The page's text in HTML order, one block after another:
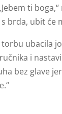
ti
brda, ubit će
torbu ubacila
i
bez glave